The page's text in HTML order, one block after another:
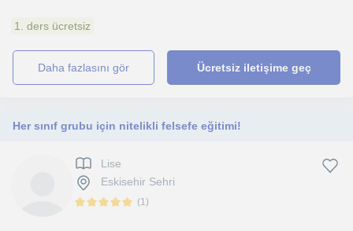
1. ders ücretsiz
daha fazlasını gör Ücretsiz iletişime geç
Her sınıf grubu için nitelikli felsefe eğitimi!
Lise
Eskisehir Sehri
(1)